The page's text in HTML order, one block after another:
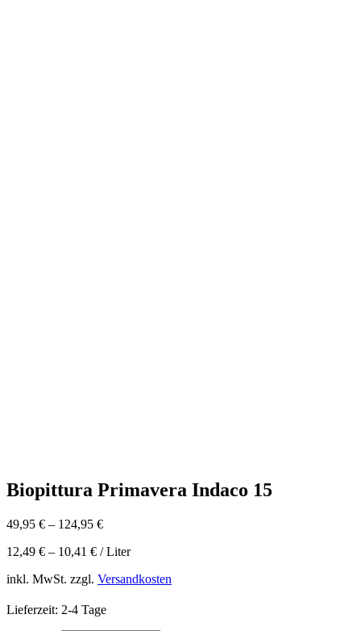
Biopittura Primavera Indaco 15
49,95 € – 124,95 €
12,49 € – 10,41 € /Liter
inkl. MwSt. zzgl. Versandkosten
Lieferzeit: 2-4 Tage